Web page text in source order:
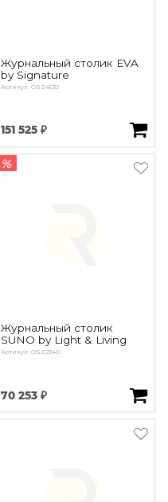
Журнальный столик EVA
by Signature
Артикул: OSZ4532
151 525 ₽
%
Журнальный столик
SUNO by Light & Living
Артикул: OSZ2340
70 253 ₽